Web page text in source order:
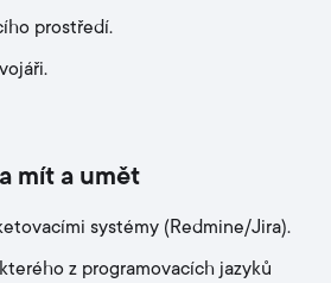
prostředí.
mít a umět
systémy (Redmine/Jira).
z programovacích jazyků